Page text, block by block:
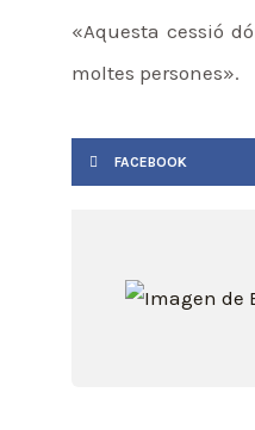
«Aquesta cessió
moltes persones».
FACEBOOK